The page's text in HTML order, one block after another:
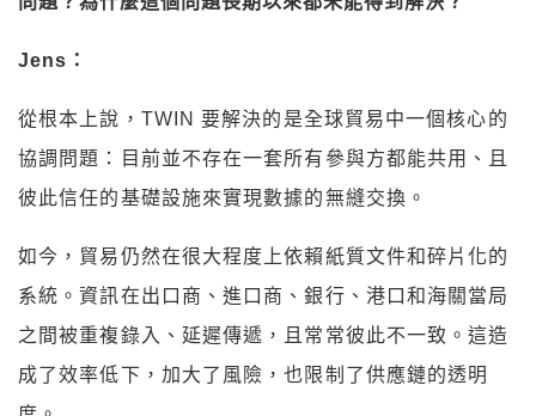
Jens：
從根本上說，TWIN 要解決的是全球貿易中一個核心的
協調問題：目前並不存在一套所有參與方都能共用、且
彼此信任的基礎設施來實現數據的無縫交換。
如今，貿易仍然在很大程度上依賴紙質文件和碎片化的
系統。資訊在出口商、進口商、銀行、港口和海關當局
之間被重複錄入、延遲傳遞，且常常彼此不一致。這造
成了效率低下，加大了風險，也限制了供應鏈的透明